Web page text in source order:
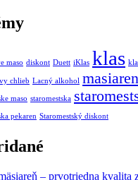
maso diskont Duett iKlas klas
chlieb Lacný alkohol masiaren
maso staromestska
pekaren Staromestský diskont
– prvotriedna kvalita